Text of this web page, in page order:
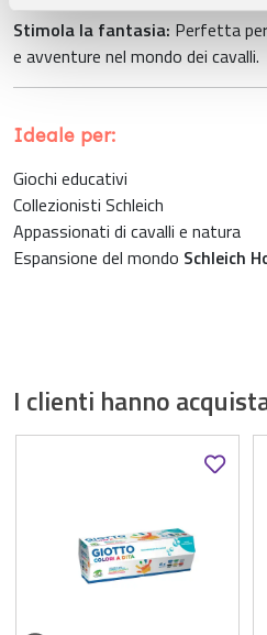
pubblicità e social media, i
con altre informazioni che ha
raccolto dal suo utilizzo dei loro
Stimola la fantasia: Perfetta
e avventure nel mondo dei cavalli.
Ideale per:
Giochi educativi
Collezionisti Schleich
Appassionati di cavalli e natura
Espansione del mondo Schleich
I clienti hanno